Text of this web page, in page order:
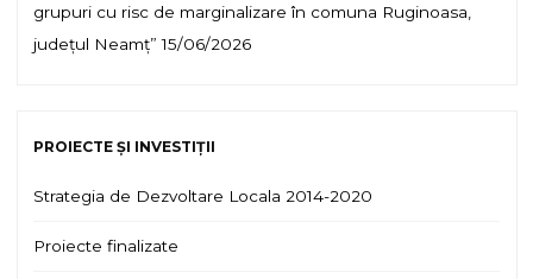
grupuri cu risc de marginalizare în comuna Ruginoasa,
județul Neamț” 15/06/2026
PROIECTE ȘI INVESTIȚII
Strategia de Dezvoltare Locala 2014-2020
Proiecte finalizate